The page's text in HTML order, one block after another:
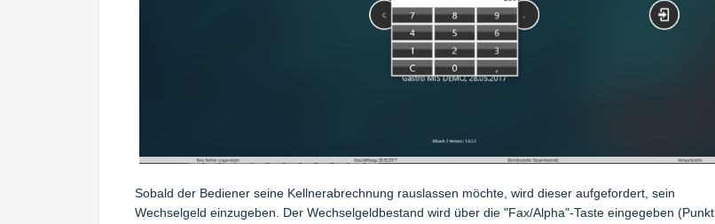
Sobald der Bediener seine Kellnerabrechnung rauslassen möchte, wird dieser aufgefordert, sein
Wechselgeld einzugeben. Der Wechselgeldbestand wird über die "Fax/Alpha"-Taste eingegeben (Punkt